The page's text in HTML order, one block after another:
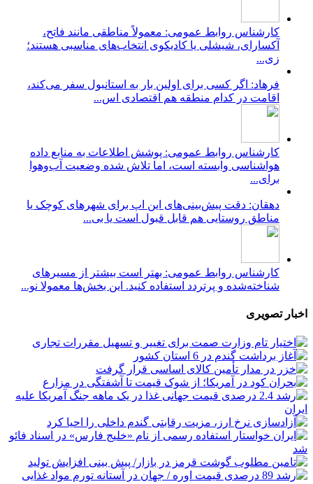
کارشناس روابط عمومی: معمولاً مناطقی مانند فاتح،
آکسارای، شیشلی یا کادیکوی انتخاب‌های مناسبی هستند؛
زی...
فرهاد: اگر کسی برای اولین بار به استانبول سفر می‌کند،
اقامت در کدام منطقه هم اقتصادی اس...
کارشناس روابط عمومی: پوشش اطلاعات به منابع داده
هواشناسی وابسته است، اما تلاش شده وضعیت آب‌وهوا
برای...
دهقان: دقت پیش‌بینی‌های این اپ برای شهرهای کوچک یا
مناطق روستایی هم قابل قبول است یا بی...
کارشناس روابط عمومی: بهتر است بیشتر از مسیرهای
شناخته‌شده و پرتردد استفاده کنید. این بخش‌ها معمولا نو...
اخبار تصویری